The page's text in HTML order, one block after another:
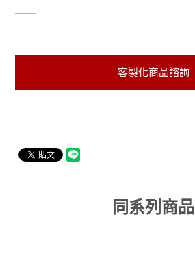
客製化商品諮詢
同系列商品